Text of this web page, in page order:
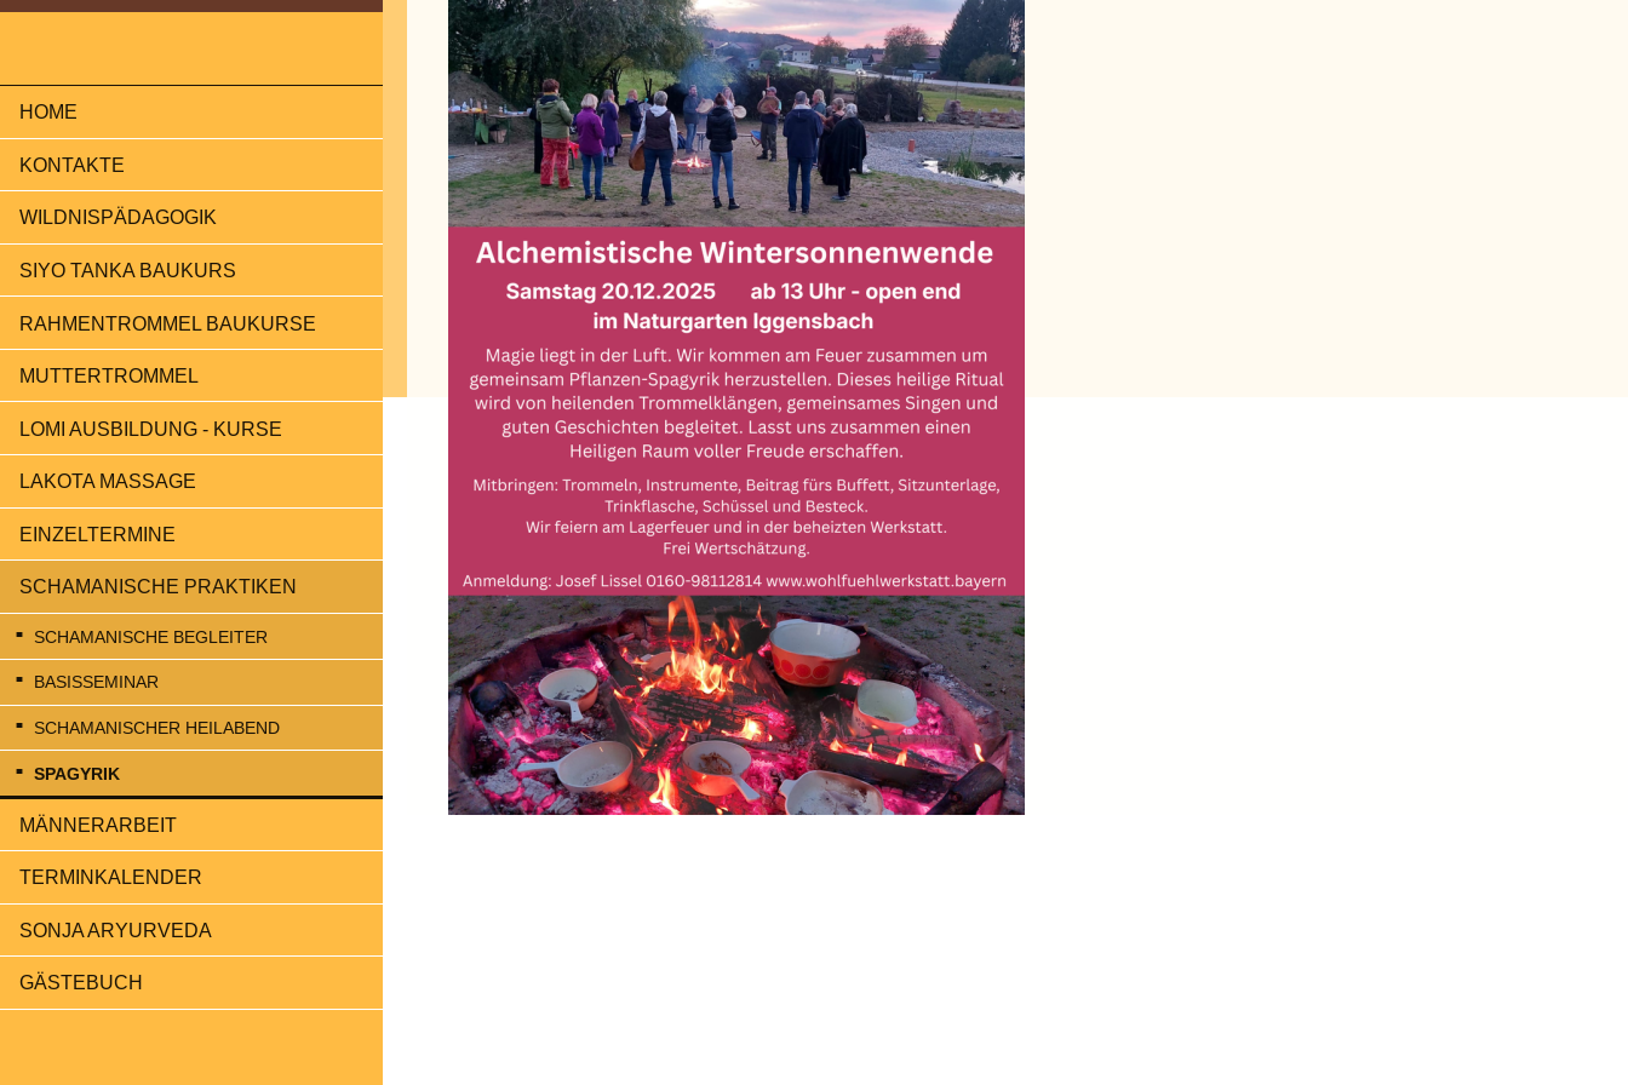
HOME
KONTAKTE
WILDNISPÄDAGOGIK
SIYO TANKA BAUKURS
RAHMENTROMMEL BAUKURSE
MUTTERTROMMEL
LOMI AUSBILDUNG - KURSE
LAKOTA MASSAGE
EINZELTERMINE
SCHAMANISCHE PRAKTIKEN
SCHAMANISCHE BEGLEITER
BASISSEMINAR
SCHAMANISCHER HEILABEND
SPAGYRIK
MÄNNERARBEIT
TERMINKALENDER
SONJA ARYURVEDA
GÄSTEBUCH